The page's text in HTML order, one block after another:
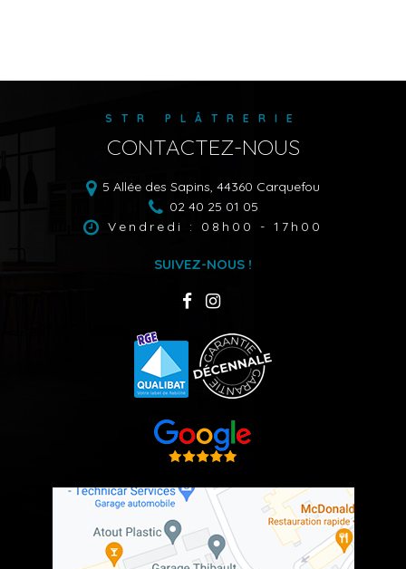
STR PLÂTRERIE
CONTACTEZ-NOUS
5 Allée des Sapins, 44360 Carquefou
02 40 25 01 05
Vendredi : 08h00 - 17h00
SUIVEZ-NOUS !